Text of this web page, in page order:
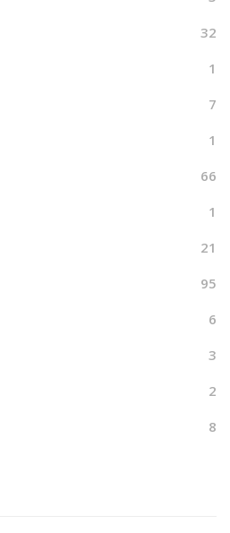
32
1
7
1
66
1
21
95
6
3
2
8